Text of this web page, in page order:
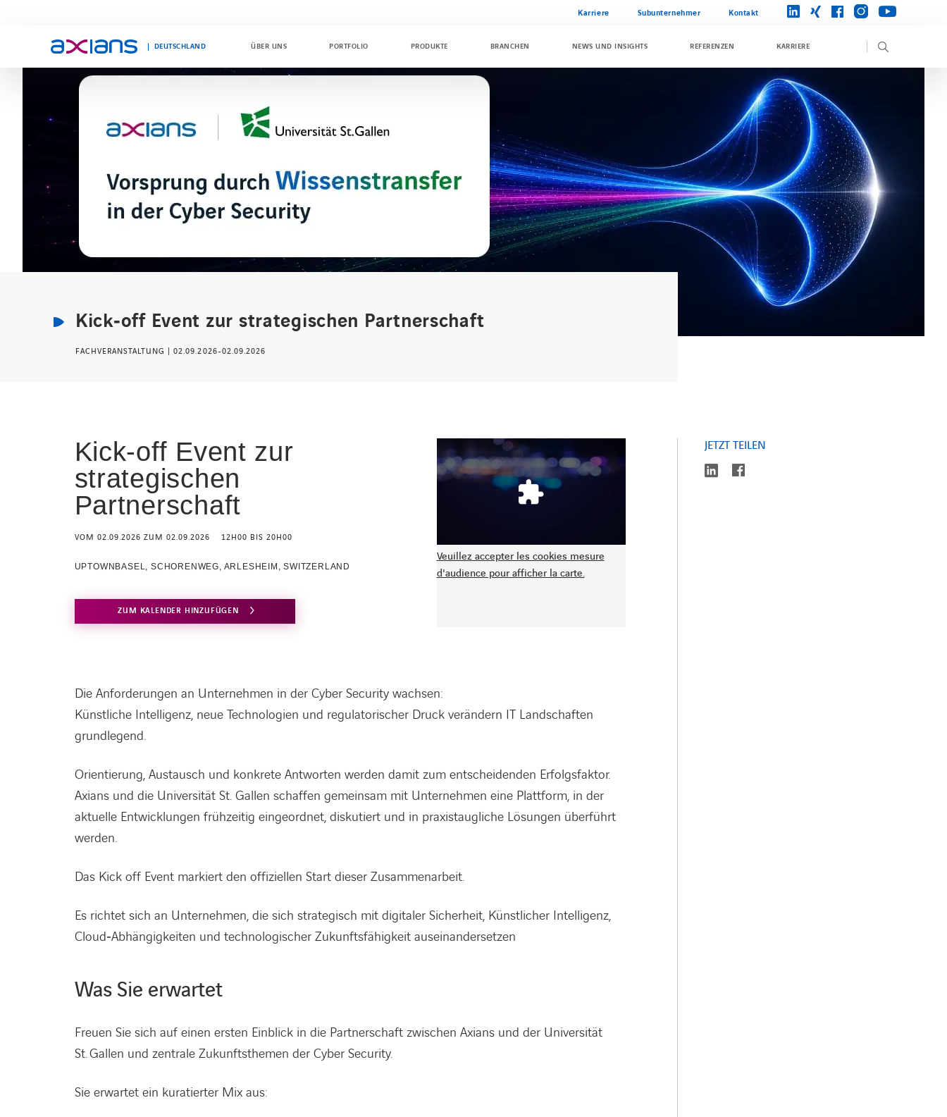
Karriere Subunternehmer Kontakt linkedin
xing facebookinstagramyoutube
DEUTSCHLAND ÜBER UNS PORTFOLIO PRODUKTE BRANCHEN NEWS UND INSIGHTS REFERENZEN KARRIERE
Search
keywords
Kick‑off Event zur strategischen Partnerschaft
FACHVERANSTALTUNG 02.09.2026-02.09.2026
JETZT TEILEN
linkedin
Kick‑off Event zur
strategischen
Partnerschaft
VOM 02.09.2026 ZUM 02.09.2026 12H00 BIS 20H00
UPTOWNBASEL, SCHORENWEG, ARLESHEIM, SWITZERLAND
ZUM KALENDER HINZUFÜGEN
Veuillez accepter les cookies mesure
d'audience pour afficher la carte.
Die Anforderungen an Unternehmen in der Cyber Security wachsen:
Künstliche Intelligenz, neue Technologien und regulatorischer Druck verändern IT Landschaften
grundlegend.
Orientierung, Austausch und konkrete Antworten werden damit zum entscheidenden Erfolgsfaktor.
Axians und die Universität St. Gallen schaffen gemeinsam mit Unternehmen eine Plattform, in der
aktuelle Entwicklungen frühzeitig eingeordnet, diskutiert und in praxistaugliche Lösungen überführt
werden.
Das Kick off Event markiert den offiziellen Start dieser Zusammenarbeit.
Es richtet sich an Unternehmen, die sich strategisch mit digitaler Sicherheit, Künstlicher Intelligenz,
Cloud‑Abhängigkeiten und technologischer Zukunftsfähigkeit auseinandersetzen
Was Sie erwartet
Freuen Sie sich auf einen ersten Einblick in die Partnerschaft zwischen Axians und der Universität
St. Gallen und zentrale Zukunftsthemen der Cyber Security.
Sie erwartet ein kuratierter Mix aus: